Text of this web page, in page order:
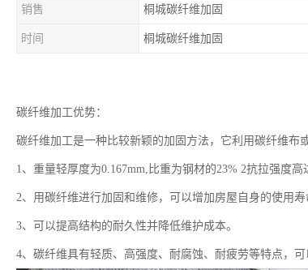
销售 桐城碳纤维加固
时间 桐城碳纤维加固
碳纤维加工优势：
碳纤维加工是一种比较新颖的加固方法，它利用碳纤维布
1、重量轻厚度为0.167mm,比重为钢材的23% 2抗拉强度
2、用碳纤维进行加固和维修，可以增加房屋自身的使用
3、可以提高结构的耐久性并降低维护成本。
4、碳纤维具有轻质、高强度、耐腐蚀、耐疲劳等特点，